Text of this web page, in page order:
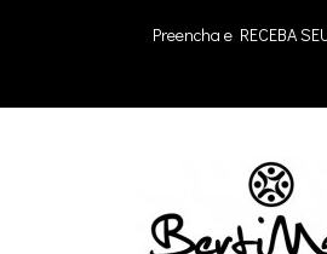
Preencha e RECEBA